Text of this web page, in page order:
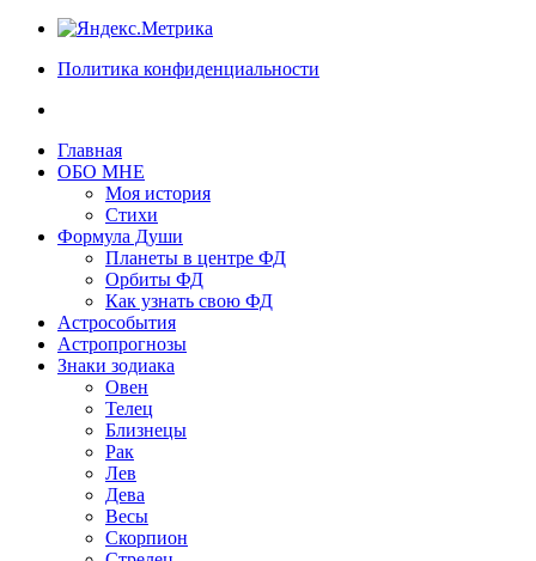
Политика конфиденциальности
Главная
ОБО МНЕ
Моя история
Стихи
Формула Души
Планеты в центре ФД
Орбиты ФД
Как узнать свою ФД
Астрособытия
Астропрогнозы
Знаки зодиака
Овен
Телец
Близнецы
Рак
Лев
Дева
Весы
Скорпион